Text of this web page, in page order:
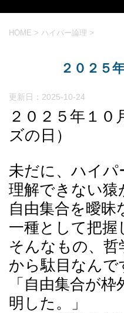
HOME > ハイパー論理 >
２０２５
更新日： 2025-10-24
２０２５年１
ズの日）
未だに、ハイパ
理解できない猿
自由集合を曖昧
一種として把握
そんなもの、哲
から駄目なんで
「自由集合が
明した。」